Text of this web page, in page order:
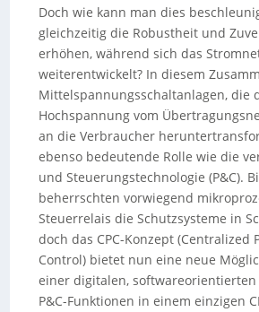
Doch wie kann man dies
gleichzeitig die Robustheit und
erhöhen, während sich das
weiterentwickelt? In diesem
Mittelspannungsschaltanlagen, die
Hochspannung vom
an die Verbraucher
ebenso bedeutende Rolle wie die
und Steuerungstechnologie (P&C).
beherrschten vorwiegend
Steuerrelais die Schutzsysteme in
doch das CPC-Konzept (Centralized
Control) bietet nun eine neue
einer digitalen, softwareorientierten
P&C-Funktionen in einem einzigen